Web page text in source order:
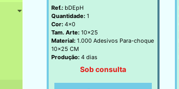
Ref.:bDEpH
Quantidade: 1
Cor: 4x0
Tam. Arte:10x25
Material:1.000 Adesivos Para-choque
10x25 CM
Produção:4 dias
Sob consulta